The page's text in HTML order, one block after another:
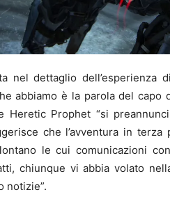
nel dettaglio dell’esperienza
abbiamo è la parola del capo
Heretic Prophet “si
che l’avventura in terza
le cui comunicazioni
chiunque vi abbia volato
notizie”.